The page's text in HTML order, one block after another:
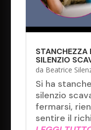
STANCHEZZA
SILENZIO
da Beatrice
Si ha
silenzio
fermarsi,
sentire il